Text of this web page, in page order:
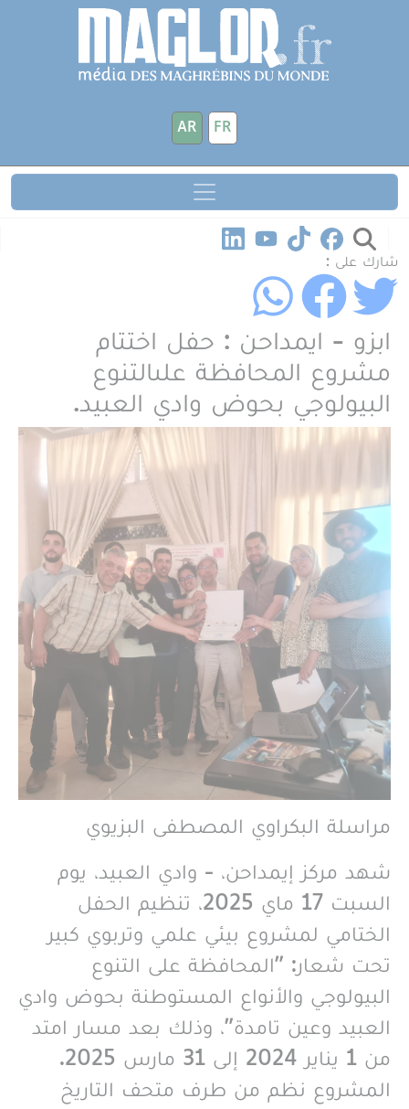
تجاوز إلى المحتوى الرئيسي
FR
AR
شارك على :
ابزو - ايمداحن : حفل اختتام
مشروع المحافظة علىالتنوع
البيولوجي بحوض وادي العبيد.
مراسلة البكراوي المصطفى البزيوي
شهد مركز إيمداحن، - وادي العبيد، يوم
السبت 17 ماي 2025، تنظيم الحفل
الختامي لمشروع بيئي علمي وتربوي كبير
تحت شعار: "المحافظة على التنوع
البيولوجي والأنواع المستوطنة بحوض وادي
العبيد وعين تامدة"، وذلك بعد مسار امتد
من 1 يناير 2024 إلى 31 مارس 2025.
المشروع نظم من طرف متحف التاريخ
لوحة إدارة ملفات تعريف الارتباط